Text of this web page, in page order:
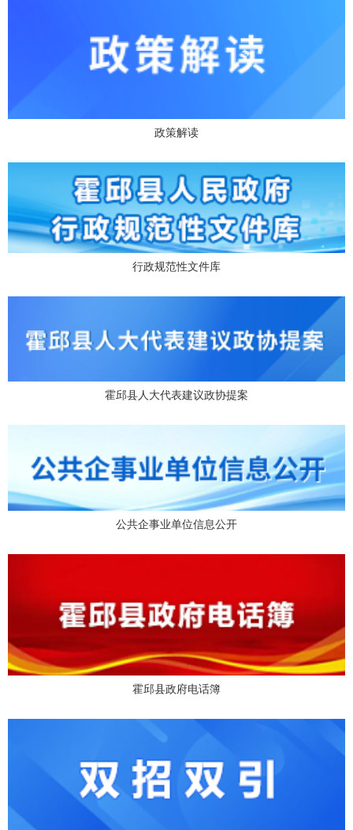
政策解读
行政规范性文件库
霍邱县人大代表建议政协提案
公共企事业单位信息公开
霍邱县政府电话簿